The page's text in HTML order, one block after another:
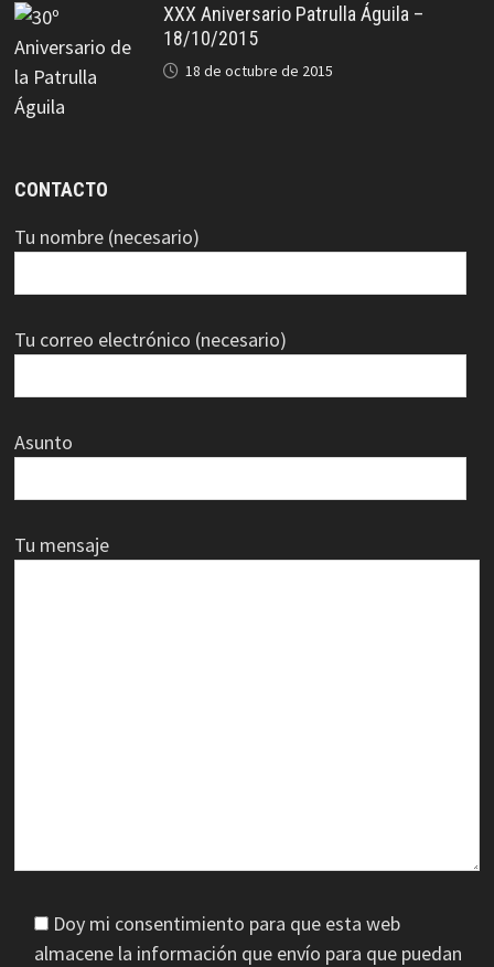
XXX Aniversario Patrulla Águila –
18/10/2015
18 de octubre de 2015
CONTACTO
Tu nombre (necesario)
Tu correo electrónico (necesario)
Asunto
Tu mensaje
Doy mi consentimiento para que esta web
almacene la información que envío para que puedan